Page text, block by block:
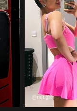
@nst.grin